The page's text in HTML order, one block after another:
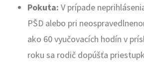
Pokuta: V prípade
PŠD alebo pri
ako 60 vyučovacích hodín v
roku sa rodič dopúšťa